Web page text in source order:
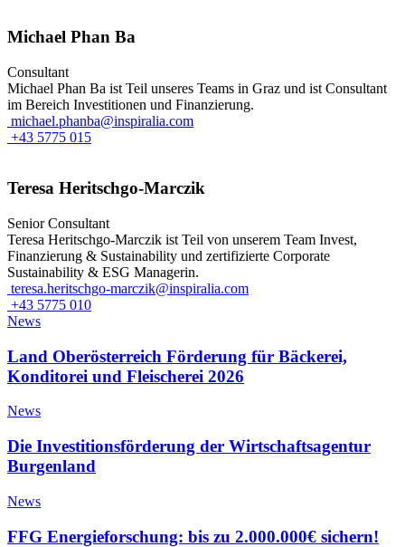
Michael Phan Ba
Consultant
Michael Phan Ba ist Teil unseres Teams in Graz und ist Consultant
im Bereich Investitionen und Finanzierung.
michael.phanba@inspiralia.com
+43 5775 015
Teresa Heritschgo-Marczik
Senior Consultant
Teresa Heritschgo-Marczik ist Teil von unserem Team Invest,
Finanzierung & Sustainability und zertifizierte Corporate
Sustainability & ESG Managerin.
teresa.heritschgo-marczik@inspiralia.com
+43 5775 010
News
Land Oberösterreich Förderung für Bäckerei,
Konditorei und Fleischerei 2026
News
Die Investitionsförderung der Wirtschaftsagentur
Burgenland
News
FFG Energieforschung: bis zu 2.000.000€ sichern!